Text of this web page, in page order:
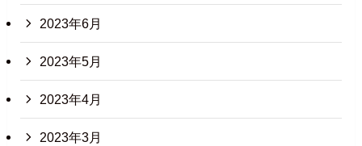
2023年6月
2023年5月
2023年4月
2023年3月